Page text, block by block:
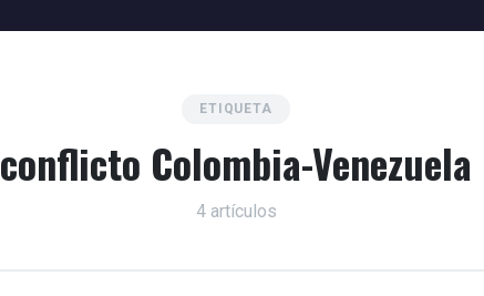
ETIQUETA
conflicto Colombia-Venezuela
4 artículos